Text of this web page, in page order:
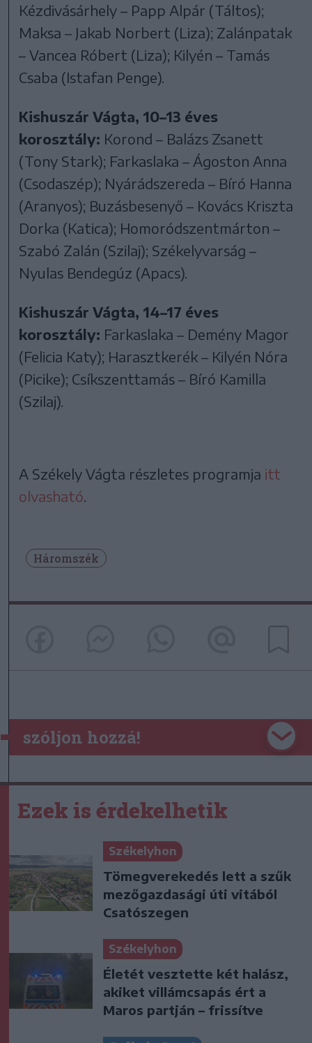
Kézdivásárhely – Papp Alpár (Táltos);
Maksa – Jakab Norbert (Liza); Zalánpatak
– Vancea Róbert (Liza); Kilyén – Tamás
Csaba (Istafan Penge).
Kishuszár Vágta, 10–13 éves
korosztály: Korond – Balázs Zsanett
(Tony Stark); Farkaslaka – Ágoston Anna
(Csodaszép); Nyárádszereda – Bíró Hanna
(Aranyos); Buzásbesenyő – Kovács Kriszta
Dorka (Katica); Homoródszentmárton –
Szabó Zalán (Szilaj); Székelyvarság –
Nyulas Bendegúz (Apacs).
Kishuszár Vágta, 14–17 éves
korosztály: Farkaslaka – Demény Magor
(Felicia Katy); Harasztkerék – Kilyén Nóra
(Picike); Csíkszenttamás – Bíró Kamilla
(Szilaj).
A Székely Vágta részletes programja itt
olvasható
Háromszék
szóljon hozzá!
Ezek is érdekelhetik
Székelyhon
Tömegverekedés lett a szűk
mezőgazdasági úti vitából
Csatószegen
Székelyhon
Életét vesztette két halász,
akiket villámcsapás ért a
Maros partján – frissítve